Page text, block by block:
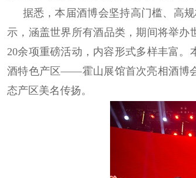
据悉，本届酒博会坚持高门槛、高规
示，涵盖世界所有酒品类，期间将举
20余项重磅活动，内容形式多样丰富。
酒特色产区——霍山展馆首次亮相酒博
态产区美名传扬。